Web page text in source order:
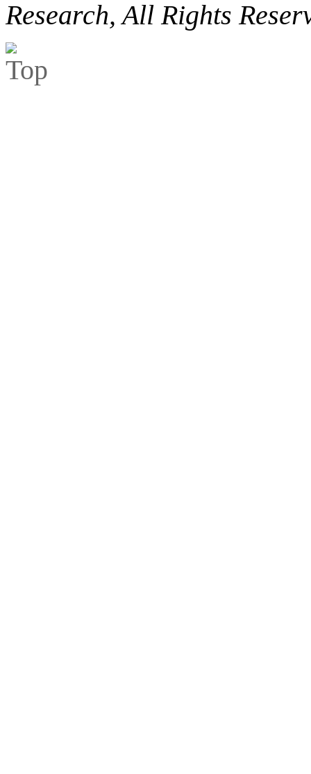
Research, All Rights